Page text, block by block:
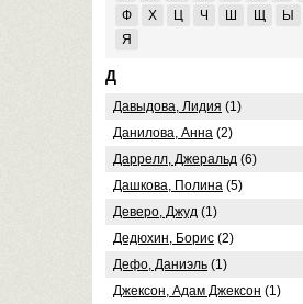
Ф
Х Ц Ч Ш Щ Ы
Я
Д
Давыдова, Лидия (1)
Данилова, Анна (2)
Даррелл, Джеральд (6)
Дашкова, Полина (5)
Деверо, Джуд (1)
Дедюхин, Борис (2)
Дефо, Даниэль (1)
Джексон, Адам Джексон (1)